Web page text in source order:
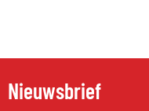
Nieuwsbrief